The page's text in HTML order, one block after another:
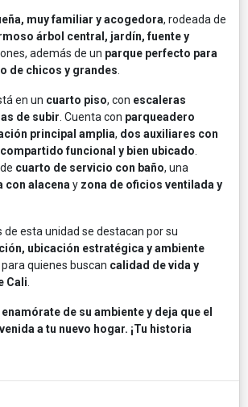
muy familiar y acogedora, rodeada de
árbol central, jardín, fuente y
además de un parque perfecto para
de chicos y grandes
en un cuarto piso, con escaleras
de subir . Cuenta con parqueadero
principal amplia, dos auxiliares con
compartido funcional y bien ubicado
cuarto de servicio con baño, una
con alacena y zona de oficios ventilada y
de esta unidad se destacan por su
ubicación estratégica y ambiente
quienes buscan calidad de vida y
Cali
de su ambiente y deja que el
a tu nuevo hogar. ¡Tu historia